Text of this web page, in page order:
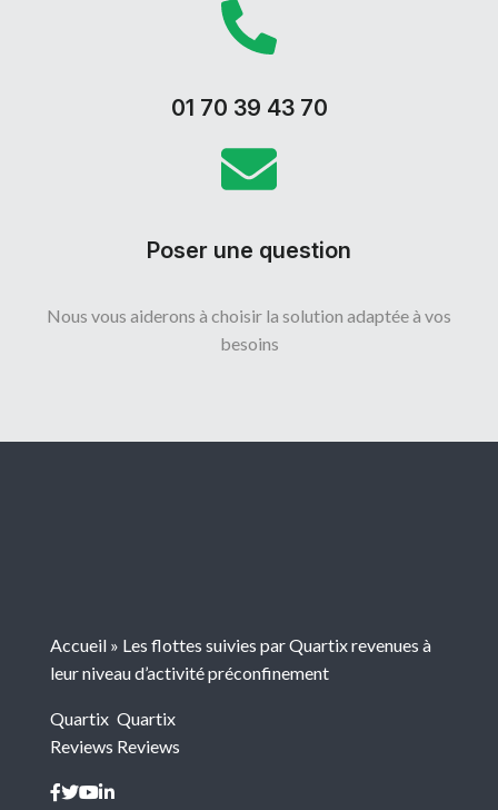
01 70 39 43 70
Poser une question
Nous vous aiderons à choisir la solution adaptée à vos
besoins
Accueil » Les flottes suivies par Quartix revenues à
leur niveau d’activité préconfinement
Quartix
Reviews
Quartix
Reviews